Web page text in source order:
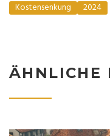
Kostensenkung 2024
ÄHNLICHE